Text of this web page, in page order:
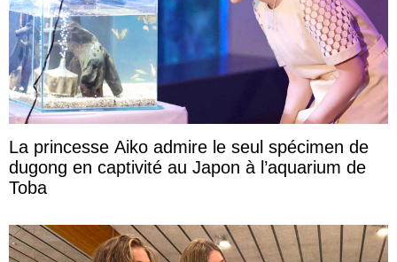
La princesse Aiko admire le seul spécimen de
dugong en captivité au Japon à l’aquarium de
Toba